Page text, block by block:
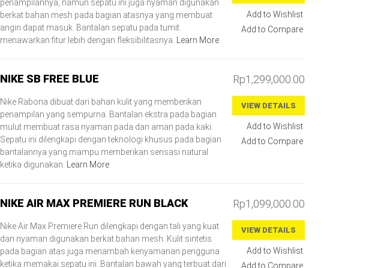
Add to Wishlist
Add to Compare
penampilannya, namun sepatu ini juga nyaman digunakan
berkat bahan mesh pada bagian atasnya yang membuat
angin dapat masuk. Bantalan sepatu pada tumit
menawarkan fitur lebih dengan fleksibilitasnya.
Learn More
NIKE SB FREE BLUE Rp1,299,000.00
VIEW DETAILS
Add to Wishlist
Add to Compare
Nike Rabona dibuat dari bahan kulit yang memberikan
penampilan yang sempurna. Bantalan ekstra pada bagian
mulut membuat rasa nyaman pada dan aman pada kaki.
Sepatu ini dilengkapi dengan teknologi khusus pada bagian
bantalannya yang mampu memberikan sensasi natural
ketika digunakan.
Learn More
NIKE AIR MAX PREMIERE RUN BLACK Rp1,099,000.00
VIEW DETAILS
Add to Wishlist
Add to Compare
Nike Air Max Premiere Run dilengkapi dengan tali yang kuat
dan nyaman digunakan berkat bahan mesh. Kulit sintetis
pada bagian atas juga menambah kenyamanan pengguna
ketika memakai sepatu ini. Bantalan bawah yang terbuat dari